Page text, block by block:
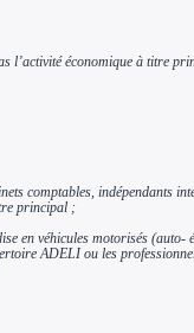
l’activité économique à titre
comptables, indépendants
principal ;
en véhicules motorisés
ADELI ou les